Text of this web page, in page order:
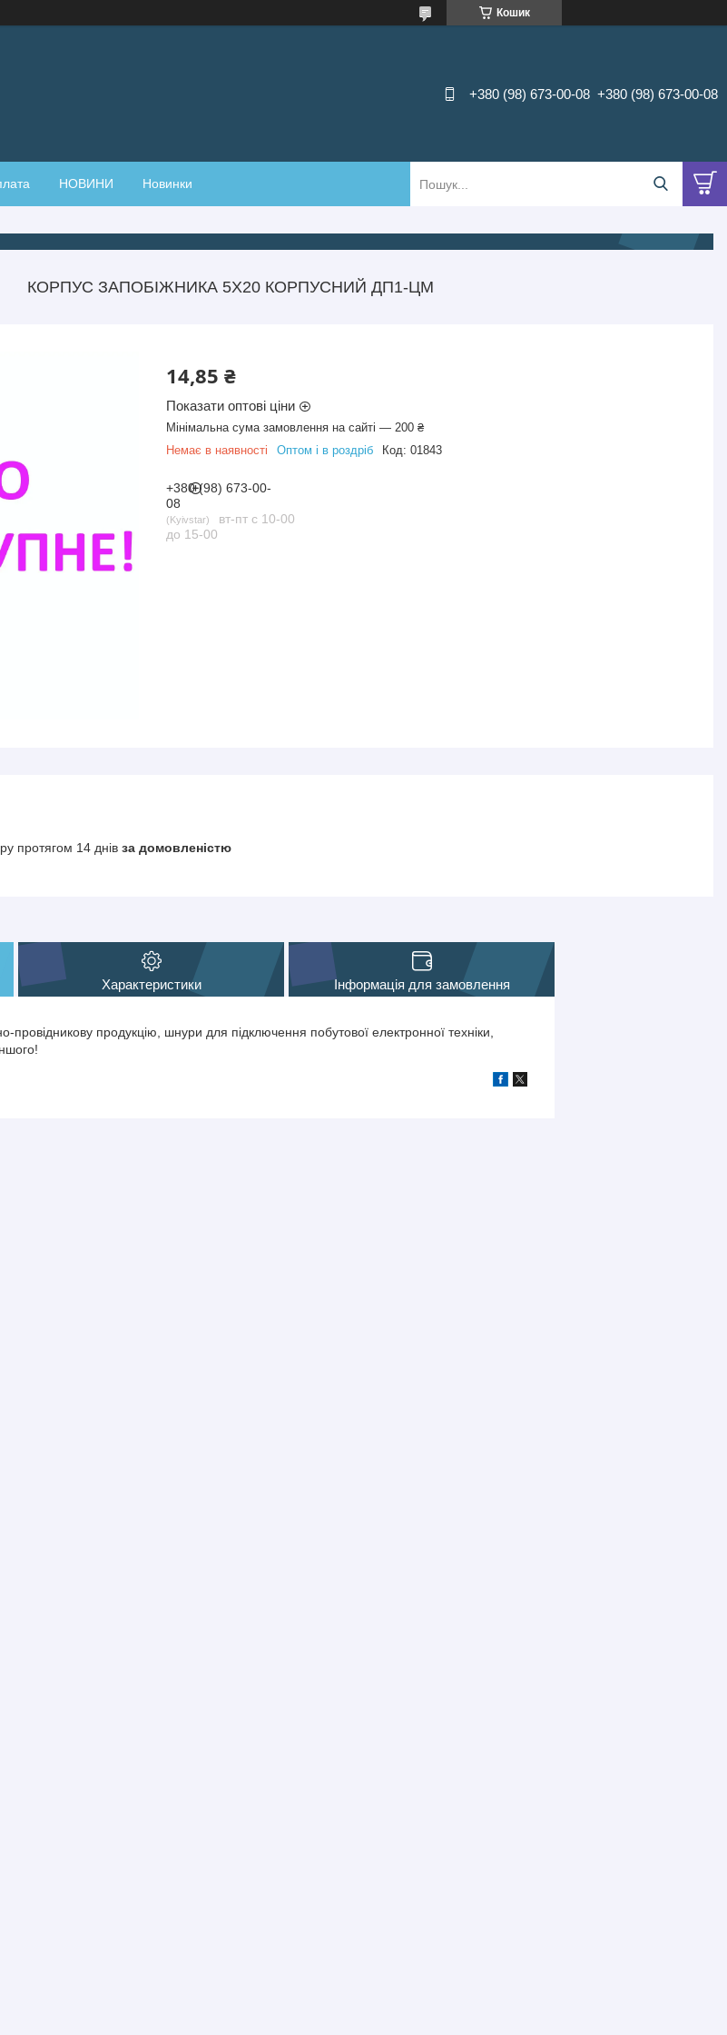
Кошик
+380 (98) 673-00-08 +380 (98) 673-00-08
НОВИНИ Новинки
КОРПУС ЗАПОБІЖНИКА 5Х20 КОРПУСНИЙ ДП1-ЦМ
14,85 ₴
Показати оптові ціни
Мінімальна сума замовлення на сайті — 200 ₴
Немає в наявності
Оптом і в роздріб Код: 01843
+380 (98) 673-00-
08
Kyivstar
вт-пт с 10-00
до 15-00
протягом 14 днів за домовленістю
Характеристики Інформація для замовлення
провідникову продукцію, шнури для підключення побутової електронної техніки,